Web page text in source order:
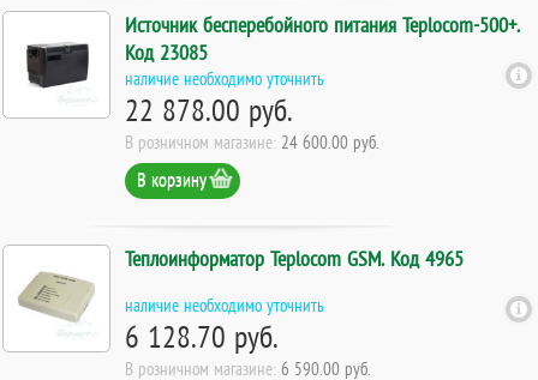
Источник бесперебойного питания Teplocom-500+.
Код 23085
наличие необходимо уточнить
22 878.00 руб.
В розничном магазине: 24 600.00 руб.
В корзину
Теплоинформатор Teplocom GSM. Код 4965
наличие необходимо уточнить
6 128.70 руб.
В розничном магазине: 6 590.00 руб.